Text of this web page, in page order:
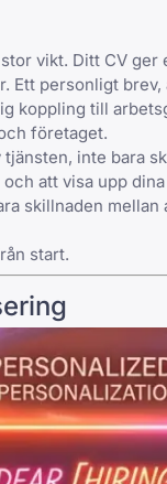
vikt. Ditt CV ger
personligt brev,
koppling till
företaget.
inte bara
att visa upp
skillnaden
start.